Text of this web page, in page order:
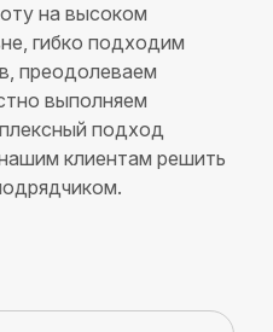
на высоком
гибко подходим
преодолеваем
выполняем
подход
клиентам решить